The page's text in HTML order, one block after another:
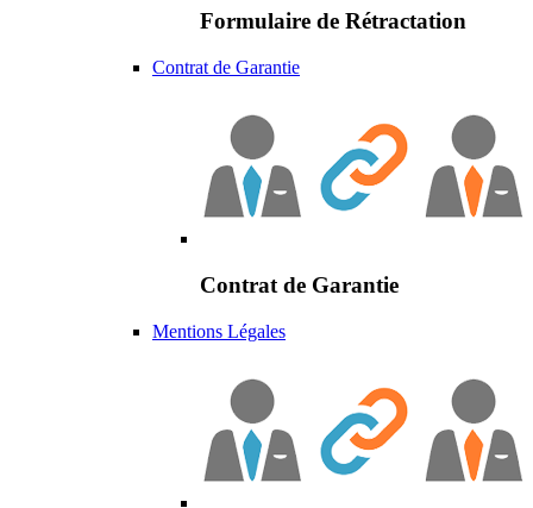
Formulaire de Rétractation
Contrat de Garantie
Contrat de Garantie
Mentions Légales